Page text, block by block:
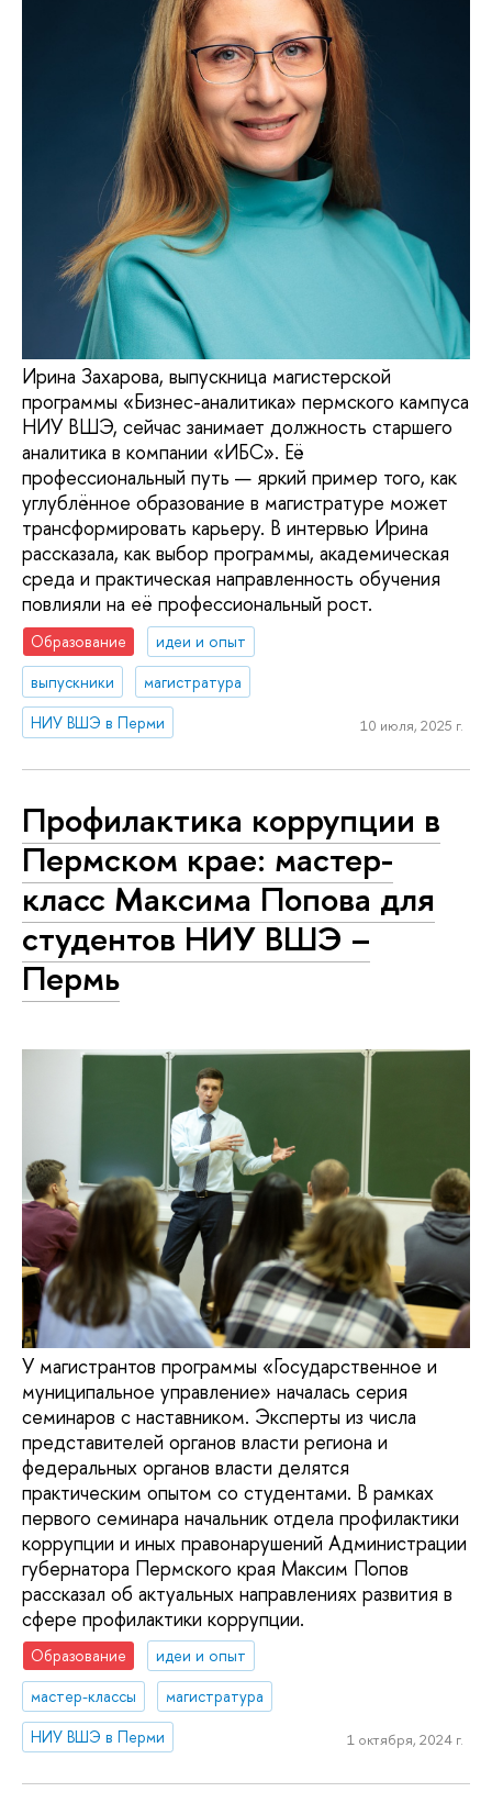
Ирина Захарова, выпускница магистерской
программы «Бизнес-аналитика» пермского кампуса
НИУ ВШЭ, сейчас занимает должность старшего
аналитика в компании «ИБС». Её
профессиональный путь — яркий пример того, как
углублённое образование в магистратуре может
трансформировать карьеру. В интервью Ирина
рассказала, как выбор программы, академическая
среда и практическая направленность обучения
повлияли на её профессиональный рост.
Образование
идеи и опыт
выпускники
магистратура
НИУ ВШЭ в Перми
10 июля, 2025 г.
Профилактика коррупции в
Пермском крае: мастер-
класс Максима Попова для
студентов НИУ ВШЭ –
Пермь
У магистрантов программы «Государственное и
муниципальное управление» началась серия
семинаров с наставником. Эксперты из числа
представителей органов власти региона и
федеральных органов власти делятся
практическим опытом со студентами. В рамках
первого семинара начальник отдела профилактики
коррупции и иных правонарушений Администрации
губернатора Пермского края Максим Попов
рассказал об актуальных направлениях развития в
сфере профилактики коррупции.
Образование
идеи и опыт
мастер-классы
магистратура
НИУ ВШЭ в Перми
1 октября, 2024 г.